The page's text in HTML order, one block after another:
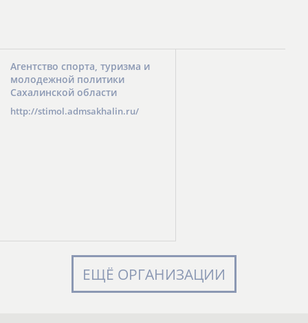
Агентство спорта, туризма и
молодежной политики
Сахалинской области
http://stimol.admsakhalin.ru/
ЕЩЁ ОРГАНИЗАЦИИ